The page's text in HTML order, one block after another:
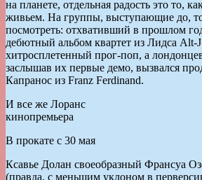
на планете, отдельная радость это то,
живьем. На группы, выступающие до,
посмотреть: отхвативший в прошлом
дебютный альбом квартет из Лидса Alt-J
хитросплетенный прог-поп, а
заслышав их первые демо, вызвался
Капранос из Franz Ferdinand.
И все же Лоранс
кинопремьера
В прокате с 30 мая
Ксавье Долан своеобразный Франсуа
(правда, с меньшим уклоном в